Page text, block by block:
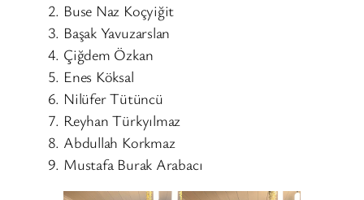
Buse Naz Koçyiğit
Başak Yavuzarslan
Çiğdem Özkan
Enes Köksal
Nilüfer Tütüncü
Reyhan Türkyılmaz
Abdullah Korkmaz
Mustafa Burak Arabacı